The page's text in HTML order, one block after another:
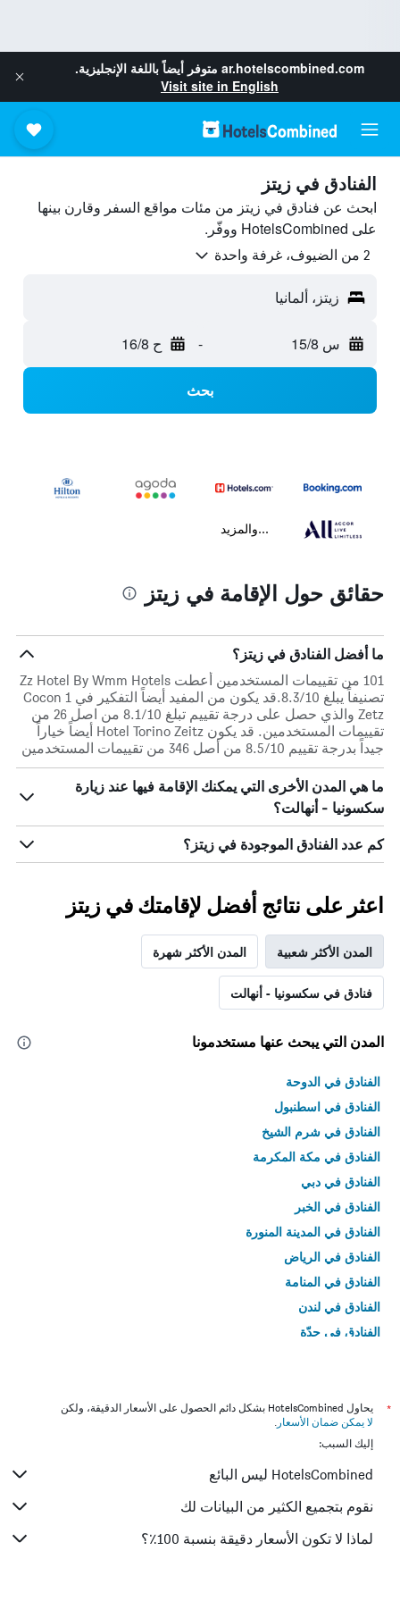
ar.hotelscombined.com متوفر أيضاً باللغة الإنجليزية.
Visit site in English
الفنادق في زيتز
ابحث عن فنادق في زيتز من مئات مواقع السفر وقارن بينها
على HotelsCombined ووفّر.
2 من الضيوف، غرفة واحدة
زيتز، ألمانيا
س 15/8 - ح 16/8
بحث
...والمزيد
حقائق حول الإقامة في زيتز
ما أفضل الفنادق في زيتز؟
101 من تقييمات المستخدمين أعطت Zz Hotel By Wmm Hotels
تصنيفاً يبلغ 8.3/10.قد يكون من المفيد أيضاً التفكير في Cocon 1
Zetz والذي حصل على درجة تقييم تبلغ 8.1/10 من اصل 26 من
تقييمات المستخدمين. قد يكون Hotel Torino Zeitz أيضاً خياراً
جيداً بدرجة تقييم 8.5/10 من أصل 346 من تقييمات المستخدمين
ما هي المدن الأخرى التي يمكنك الإقامة فيها عند زيارة
سكسونيا - أنهالت؟
كم عدد الفنادق الموجودة في زيتز؟
اعثر على نتائج أفضل لإقامتك في زيتز
المدن الأكثر شعبية المدن الأكثر شهرة
فنادق في سكسونيا - أنهالت
المدن التي يبحث عنها مستخدمونا
الفنادق في الدوحة
الفنادق في اسطنبول
الفنادق في شرم الشيخ
الفنادق في مكة المكرمة
الفنادق في دبي
الفنادق في الخبر
الفنادق في المدينة المنورة
الفنادق في الرياض
الفنادق في المنامة
الفنادق في لندن
الفنادق في جدّة
*
يحاول HotelsCombined بشكل دائم الحصول على الأسعار الدقيقة، ولكن
لا يمكن ضمان الأسعار .
إليك السبب:
HotelsCombined ليس البائع
نقوم بتجميع الكثير من البيانات لك
لماذا لا تكون الأسعار دقيقة بنسبة 100٪؟